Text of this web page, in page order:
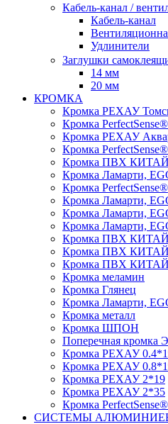
Кабель-канал /
Кабель-канал
Удлинители
Заглушки
14 мм
20 мм
КРОМКА
Кромка PЕХАУ
Кромка
Кромка PЕХАУ
Кромка
Кромка ПВХ
Кромка Ламарти,
Кромка PerfectSense®
Кромка Ламарти,
Кромка Ламарти,
Кромка Ламарти,
Кромка ПВХ
Кромка ПВХ КИТАЙ
Кромка ПВХ
Кромка меламин
Кромка Глянец
Кромка Ламарти,
Кромка металл
Кромка ШПОН
Поперечная кромка
Кромка PЕХАУ
Кромка PЕХАУ
Кромка PЕХАУ 2*19
Кромка PЕХАУ 2*35
Кромка
СИСТЕМЫ